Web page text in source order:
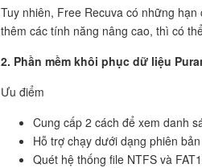
Tuy nhiên, Free Recuva có những
thêm các tính năng nâng cao, thì có
2. Phần mềm khôi phục dữ liệu
Ưu điểm
Cung cấp 2 cách để xem danh
Hỗ trợ chạy dưới dạng phiên
Quét hệ thống file NTFS và